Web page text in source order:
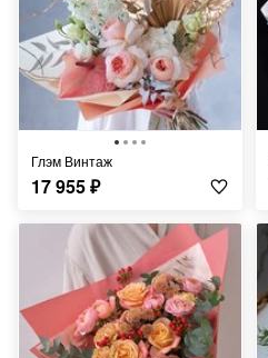
Глэм Винтаж
17 955₽